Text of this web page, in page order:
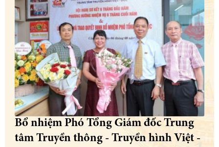
Bổ nhiệm Phó Tổng Giám đốc Trung
tâm Truyền thông - Truyền hình Việt -